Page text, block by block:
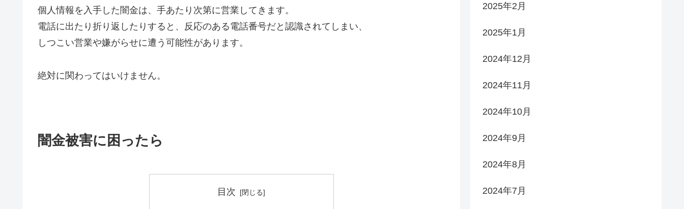
個人情報を入手した闇金は、手あたり次第に営業してきます。
電話に出たり折り返したりすると、反応のある電話番号だと認識されてしまい、
しつこい営業や嫌がらせに遭う可能性があります。
絶対に関わってはいけません。
闇金被害に困ったら
目次
2025年2月
2025年1月
2024年12月
2024年11月
2024年10月
2024年9月
2024年8月
2024年7月